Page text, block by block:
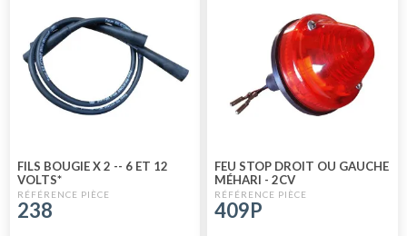
FILS BOUGIE X 2 -- 6 ET 12
VOLTS*
238
FEU STOP DROIT OU GAUCHE
MÉHARI - 2CV
FOURGONNETTE
PERFORMANCE
409P